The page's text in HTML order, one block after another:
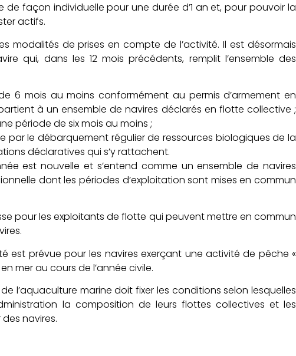
façon individuelle pour une durée d’1 an et, pour pouvoir la
actifs.
modalités de prises en compte de l’activité. Il est désormais
qui, dans les 12 mois précédents, remplit l’ensemble des
6 mois au moins conformément au permis d’armement en
à un ensemble de navires déclarés en flotte collective ;
période de six mois au moins ;
par le débarquement régulier de ressources biologiques de la
déclaratives qui s’y rattachent.
est nouvelle et s’entend comme un ensemble de navires
dont les périodes d’exploitation sont mises en commun
pour les exploitants de flotte qui peuvent mettre en commun
est prévue pour les navires exerçant une activité de pêche «
mer au cours de l’année civile.
l’aquaculture marine doit fixer les conditions selon lesquelles
la composition de leurs flottes collectives et les
navires.